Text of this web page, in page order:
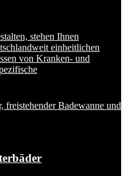
stehen Ihnen
einheitlichen
von Kranken- und